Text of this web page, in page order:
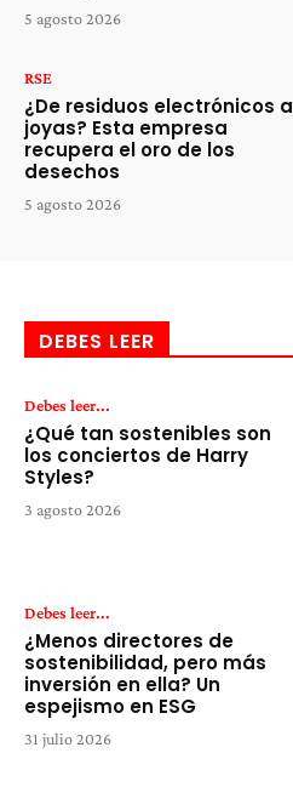
5 agosto 2026
RSE
¿De residuos electrónicos a
joyas? Esta empresa
recupera el oro de los
desechos
5 agosto 2026
DEBES LEER
Debes leer...
¿Qué tan sostenibles son
los conciertos de Harry
Styles?
3 agosto 2026
Debes leer...
¿Menos directores de
sostenibilidad, pero más
inversión en ella? Un
espejismo en ESG
31 julio 2026